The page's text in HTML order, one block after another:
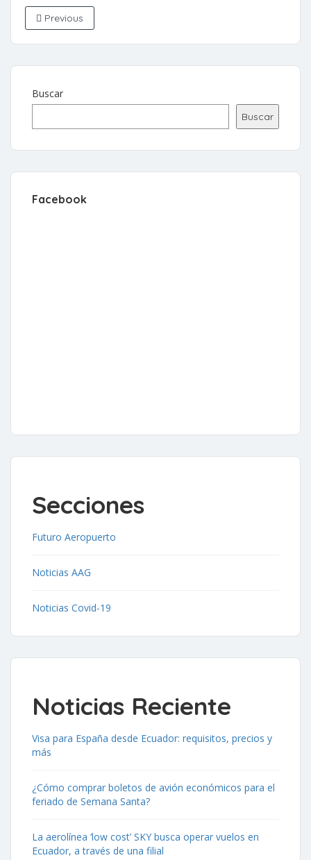
Previous
Buscar
Buscar
Facebook
Secciones
Futuro Aeropuerto
Noticias AAG
Noticias Covid-19
Noticias Reciente
Visa para España desde Ecuador: requisitos, precios y
más
¿Cómo comprar boletos de avión económicos para el
feriado de Semana Santa?
La aerolínea ‘low cost’ SKY busca operar vuelos en
Ecuador, a través de una filial